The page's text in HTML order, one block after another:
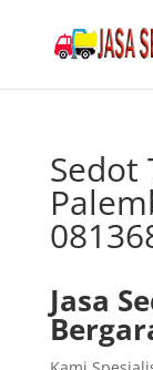
Sedot
Jasa